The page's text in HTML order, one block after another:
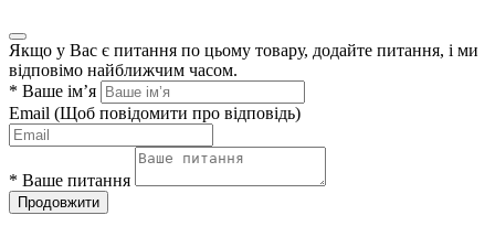
Якщо у Вас є питання по цьому товару, додайте питання, і ми
відповімо найближчим часом.
* Ваше ім’я
Email (Щоб повідомити про відповідь)
* Ваше питання
Продовжити